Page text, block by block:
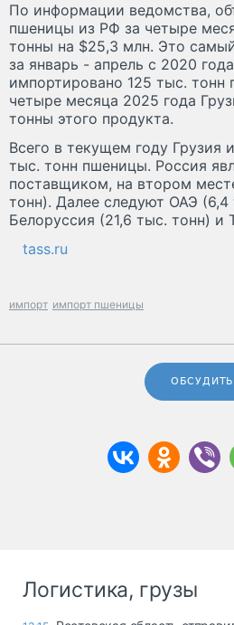
По информации ведомства,
пшеницы из РФ за четыре
тонны на $25,3 млн. Это
за январь - апрель с 2020
импортировано 125 тыс.
четыре месяца 2025 года
тонны этого продукта.
Всего в текущем году Грузия
тыс. тонн пшеницы. Россия
поставщиком, на втором
тонн). Далее следуют ОАЭ (6,4
Белоруссия (21,6 тыс. тонн) и
tass.ru
импорт импорт пшеницы
ОБСУДИТЬ
Логистика, грузы